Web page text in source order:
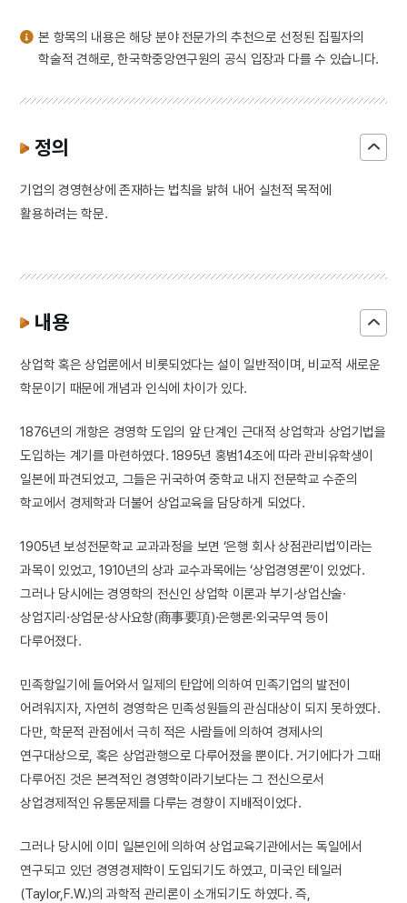
5 한국광복군
6 한국독립당
본 항목의 내용은 해당 분야 전문가의 추천으로 선정된 집필자의
학술적 견해로, 한국학중앙연구원의 공식 입장과 다를 수 있습니다.
정의
기업의 경영현상에 존재하는 법칙을 밝혀 내어 실천적 목적에
활용하려는 학문.
내용
상업학 혹은 상업론에서 비롯되었다는 설이 일반적이며, 비교적 새로운
학문이기 때문에 개념과 인식에 차이가 있다.
1876년의 개항은 경영학 도입의 앞 단계인 근대적 상업학과 상업기법을
도입하는 계기를 마련하였다. 1895년 홍범14조에 따라 관비유학생이
일본에 파견되었고, 그들은 귀국하여 중학교 내지 전문학교 수준의
학교에서 경제학과 더불어 상업교육을 담당하게 되었다.
1905년 보성전문학교 교과과정을 보면 ‘은행 회사 상점관리법’이라는
과목이 있었고, 1910년의 상과 교수과목에는 ‘상업경영론’이 있었다.
그러나 당시에는 경영학의 전신인 상업학 이론과 부기·상업산술·
상업지리·상업문·상사요항(商事要項)·은행론·외국무역 등이
다루어졌다.
민족항일기에 들어와서 일제의 탄압에 의하여 민족기업의 발전이
어려워지자, 자연히 경영학은 민족성원들의 관심대상이 되지 못하였다.
다만, 학문적 관점에서 극히 적은 사람들에 의하여 경제사의
연구대상으로, 혹은 상업관행으로 다루어졌을 뿐이다. 거기에다가 그때
다루어진 것은 본격적인 경영학이라기보다는 그 전신으로서
상업경제적인 유통문제를 다루는 경향이 지배적이었다.
그러나 당시에 이미 일본인에 의하여 상업교육기관에서는 독일에서
연구되고 있던 경영경제학이 도입되기도 하였고, 미국인 테일러
(Taylor,F.W.)의 과학적 관리론이 소개되기도 하였다. 즉,